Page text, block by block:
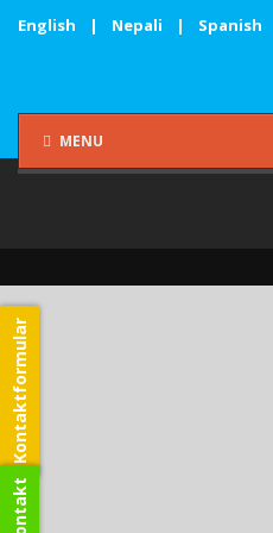
English | Nepali | Spanish
MENU
Kontaktformular